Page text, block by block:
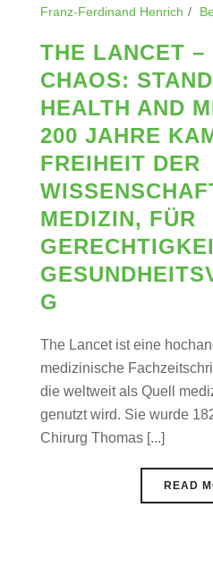
Franz-Ferdinand Henrich
THE LANCET –
CHAOS:
HEALTH AND
200 JAHRE
FREIHEIT DER
MEDIZIN, FÜR
G
The Lancet ist eine
medizinische
die weltweit als Quell
genutzt wird. Sie wurde
Chirurg Thomas [...]
READ